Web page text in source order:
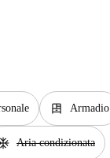
dresser Armadio
Aria condizionata